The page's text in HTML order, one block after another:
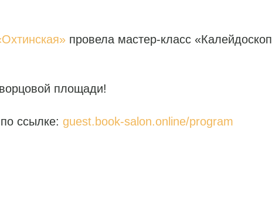
провела мастер-класс «Калейдоскоп
площади!
ссылке: guest.book-salon.online/program